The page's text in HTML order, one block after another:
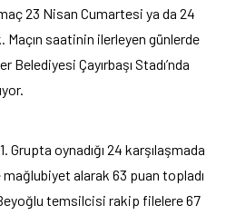
23 Nisan Cumartesi ya da 24
saatinin ilerleyen günlerde
Belediyesi Çayırbaşı Stadı’nda
oynadığı 24 karşılaşmada
alarak 63 puan topladı
temsilcisi rakip filelere 67